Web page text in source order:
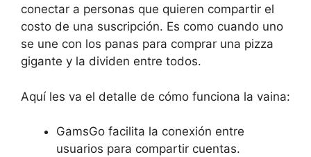
conectar a personas que quieren compartir el
costo de una suscripción. Es como cuando uno
se une con los panas para comprar una pizza
gigante y la dividen entre todos.
Aquí les va el detalle de cómo funciona la vaina:
GamsGo facilita la conexión entre
usuarios para compartir cuentas.